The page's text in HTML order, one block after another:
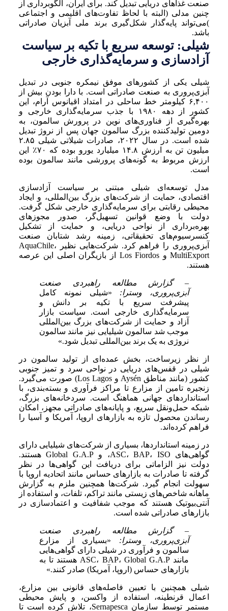
صنعت غذاهای دریایی تبدیل کند. برای ایران، الگوبرداری از
چنین مدلی (البته با لحاظ تفاوت‌های اقلیمی و اجتماعی
)می‌تواند پایه‌گذار شکل‌گیری برند ملی آبزیان صادراتی
باشد.
شیلی: توسعه سریع با تکیه بر سیاست
آزادسازی و سرمایه‌گذاری خارجی
شیلی یکی از کشورهای موفق نیمکره جنوبی در تبدیل
آبزی‌پروری به صنعت صادراتی است. با دارا بودن بیش از
۶,۴۰۰ کیلومتر خط ساحلی در امتداد اقیانوس آرام، این
کشور از دهه ۱۹۸۰ با جذب سرمایه‌گذاری خارجی و
بهره‌گیری از فناوری‌های نوین در پرورش سالمون، به
دومین تولیدکننده بزرگ سالمون جهان پس از نروژ تبدیل
شده است. در سال ۲۰۲۲، صادرات شیلاتی شیلی ۲.۸۵
میلیون تن به ارزش ۱۴.۸ میلیارد یورو بوده که ۷۰٪ این
ارزش مربوط به گونه‌های پرورشی مانند سالمون بوده
است.
مدل توسعه‌ای شیلی مبتنی بر سیاست آزادسازی
اقتصادی، حمایت از شرکت‌های بزرگ بین‌المللی، و ایجاد
محیطی رقابتی برای سرمایه‌گذاری خارجی شکل گرفت.
دولت با وضع قوانین تسهیل‌گر، صدور مجوزهای
بهره‌برداری از نواحی دریایی، و حمایت از تشکیل
کنسرسیوم‌های تحقیقاتی، زمینه رشد شتابان صنعت
آبزی‌پروری را فراهم کرد. شرکت‌هایی نظیر AquaChile،
MultiExport و Los Fiordos از بازیگران اصلی این عرصه
هستند.
– گزارش مطالعه راهبردی صنعت
آبزی‌پروری، وسترا: «شیلی نمونه کامل
پیشرفت سریع با تکیه بر دانش و
سرمایه‌گذاری خارجی است. سیاست بازار
آزاد و حمایت از شرکت‌های بزرگ بین‌المللی
موجب شد سالمون شیلیایی نیز مانند سالمون
نروژی به یک برند بین‌المللی تبدیل شود.»
از نظر زیرساخت، بخش عمده‌ای از تولید سالمون در
شیلی در قفس‌های دریایی در نواحی سرد و تمیز جنوبی
کشور (مانند مناطق Aysén و Los Lagos) صورت می‌گیرد.
زنجیره تامین از مزارع تا مراکز فرآوری و بسته‌بندی، با
استانداردهای جهانی هماهنگ است. سردخانه‌های بزرگ،
شبکه حمل‌ونقل سریع، و پایانه‌های صادراتی مجهز، امکان
رساندن محصول تازه به بازارهای اروپا، آمریکا و آسیا را
فراهم کرده‌اند.
در زمینه استانداردها، بسیاری از شرکت‌های شیلیایی دارای
گواهی‌های ASC، BAP، ISO، و Global G.A.P هستند.
دولت نیز الزاماتی برای دریافت این گواهی‌ها در نظر
گرفته تا صادرات به بازارهای حساس مانند اتحادیه اروپا با
سهولت انجام گیرد. شرکت‌ها همچنین ملزم به گزارش
ماهانه شاخص‌های زیستی مانند تراکم، تلفات، و استفاده از
آنتی‌بیوتیک هستند که موجب شفافیت و اعتمادسازی در
بازارهای صادراتی شده است.
– گزارش مطالعه راهبردی صنعت
آبزی‌پروری، وسترا: «بسیاری از مزارع
سالمون و فرآوری در شیلی دارای گواهی‌هایی
مانند ASC، BAP، Global G.A.P هستند تا به
بازارهای حساس (اروپا، آمریکا) صادر کنند.»
شیلی همچنین با تعیین فاصله‌های قانونی بین مزارع،
اعمال قرنطینه، استفاده از واکسن، و پایش محیطی
مستمر توسط سازمان Sernapesca، تلاش کرده است تا